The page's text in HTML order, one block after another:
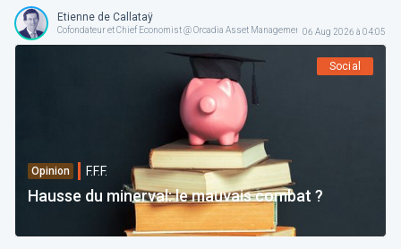
Etienne de Callataÿ
Cofondateur et Chief Economist @ Orcadia Asset Management06 Aug 2026 à 04:05
Social
Opinion F.F.F.
Hausse du minerval: le mauvais combat ?